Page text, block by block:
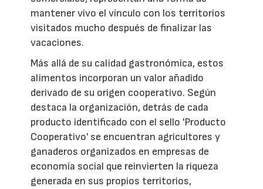
mantener vivo el vínculo con los territorios
visitados mucho después de finalizar las
vacaciones.
Más allá de su calidad gastronómica, estos
alimentos incorporan un valor añadido
derivado de su origen cooperativo. Según
destaca la organización, detrás de cada
producto identificado con el sello 'Producto
Cooperativo' se encuentran agricultores y
ganaderos organizados en empresas de
economía social que reinvierten la riqueza
generada en sus propios territorios,